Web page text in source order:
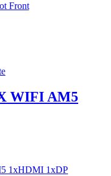
WIFI AM5
1xHDMI 1xDP